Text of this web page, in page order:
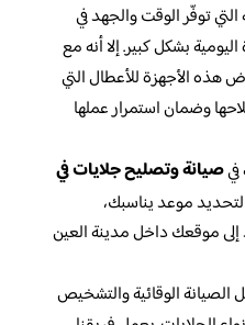
توفّر الوقت والجهد في
بشكل كبير. إلا أنه مع
هذه الأجهزة للأعطال التي
وضمان استمرار عملها
صيانة وتصليح جلايات في
موعد يناسبك،
موقعك داخل مدينة العين
الوقائية والتشخيص